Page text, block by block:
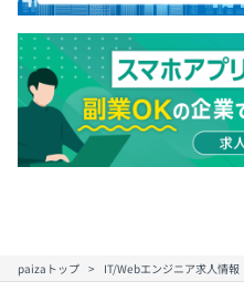
paizaトップ IT/Webエンジニア求人情報